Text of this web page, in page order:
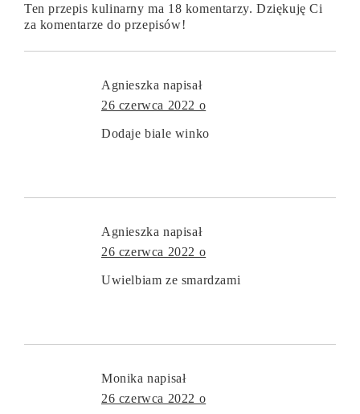
Ten przepis kulinarny ma 18 komentarzy. Dziękuję Ci
za komentarze do przepisów!
Agnieszka napisał
26 czerwca 2022 o
Dodaje biale winko
Agnieszka napisał
26 czerwca 2022 o
Uwielbiam ze smardzami
Monika napisał
26 czerwca 2022 o